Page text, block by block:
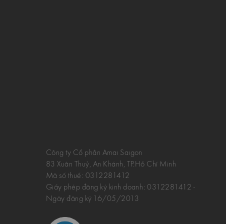
Công ty Cổ phần Amai Saigon
83 Xuân Thuỷ, An Khánh, TP.Hồ Chí Minh
Mã số thuế: 0312281412
Giấy phép đăng ký kinh doanh: 0312281412 -
Ngày đăng ký 16/05/2013